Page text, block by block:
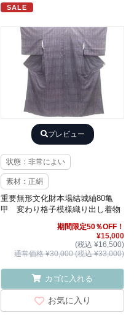
SALE
プレビュー
状態：非常によい
素材：正絹
重要無形文化財本場結城紬80亀
甲 変わり格子模様織り出し着物
期間限定50％OFF！
¥15,000
(税込 ¥16,500)
通常価格 ¥30,000 (税込 ¥33,000)
カゴに入れる
お気に入り